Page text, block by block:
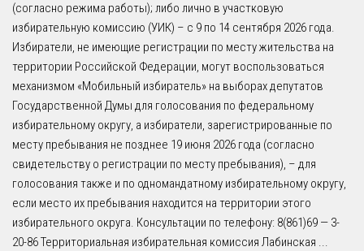
(согласно режима работы); либо лично в участковую
избирательную комиссию (УИК) – с 9 по 14 сентября 2026 года.
Избиратели, не имеющие регистрации по месту жительства на
территории Российской Федерации, могут воспользоваться
механизмом «Мобильный избиратель» на выборах депутатов
Государственной Думы для голосования по федеральному
избирательному округу, а избиратели, зарегистрированные по
месту пребывания не позднее 19 июня 2026 года (согласно
свидетельству о регистрации по месту пребывания), – для
голосования также и по одномандатному избирательному округу,
если место их пребывания находится на территории этого
избирательного округа. Консультации по телефону: 8(861)69 — 3-
20-86 Территориальная избирательная комиссия Лабинская ...